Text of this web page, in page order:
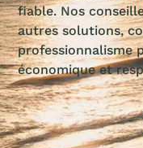
fiable. Nos
autres solutions,
professionnalisme
économique et